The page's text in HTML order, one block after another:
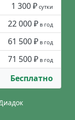
1 300 ₽сутки
22 000 ₽в год
61 500 ₽в год
71 500 ₽в год
Бесплатно